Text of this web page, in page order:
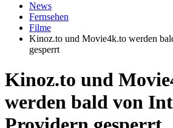
News
Fernsehen
Filme
Kinoz.to und Movie4k.to werden
gesperrt
Kinoz.to und
werden bald von